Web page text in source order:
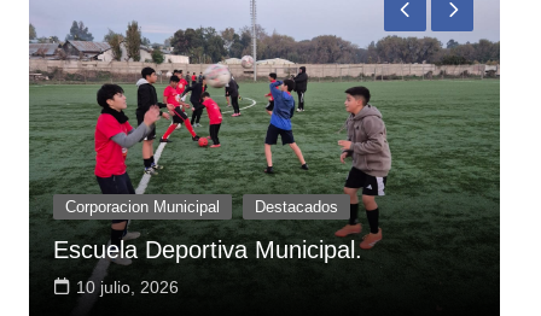
Destacados
Entrenamiento Funcional
9 julio, 2026